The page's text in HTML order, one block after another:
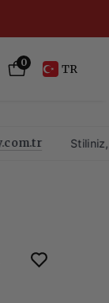
0 TR
Stiliniz, Yeni